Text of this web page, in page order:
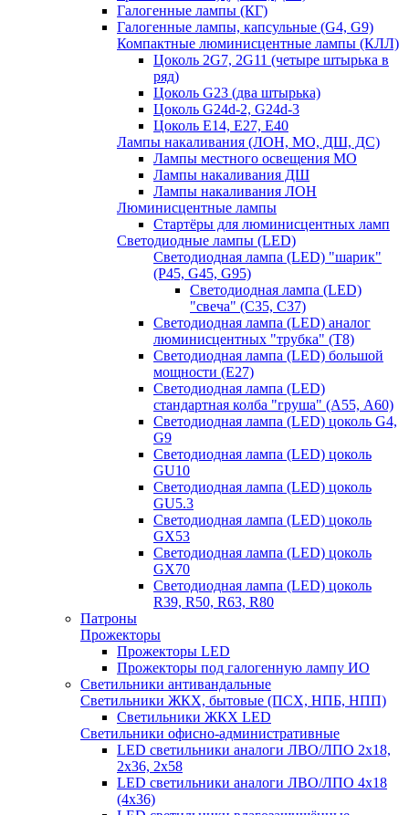
Галогенные лампы (КГ)
Галогенные лампы, капсульные (G4, G9)
Компактные люминисцентные лампы (КЛЛ)
Цоколь 2G7, 2G11 (четыре штырька в
ряд)
Цоколь G23 (два штырька)
Цоколь G24d-2, G24d-3
Цоколь Е14, Е27, Е40
Лампы накаливания (ЛОН, МО, ДШ, ДС)
Лампы местного освещения МО
Лампы накаливания ДШ
Лампы накаливания ЛОН
Люминисцентные лампы
Стартёры для люминисцентных ламп
Светодиодные лампы (LED)
Светодиодная лампа (LED) "шарик"
(P45, G45, G95)
Светодиодная лампа (LED)
"свеча" (С35, С37)
Светодиодная лампа (LED) аналог
люминисцентных "трубка" (T8)
Светодиодная лампа (LED) большой
мощности (Е27)
Светодиодная лампа (LED)
стандартная колба "груша" (А55, А60)
Светодиодная лампа (LED) цоколь G4,
G9
Светодиодная лампа (LED) цоколь
GU10
Светодиодная лампа (LED) цоколь
GU5.3
Светодиодная лампа (LED) цоколь
GX53
Светодиодная лампа (LED) цоколь
GX70
Светодиодная лампа (LED) цоколь
R39, R50, R63, R80
Патроны
Прожекторы
Прожекторы LED
Прожекторы под галогенную лампу ИО
Светильники антивандальные
Светильники ЖКХ, бытовые (ПСХ, НПБ, НПП)
Светильники ЖКХ LED
Светильники офисно-административные
LED светильники аналоги ЛВО/ЛПО 2х18,
2х36, 2х58
LED светильники аналоги ЛВО/ЛПО 4х18
(4х36)